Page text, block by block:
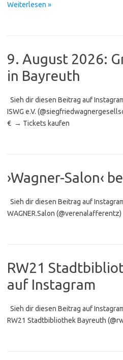
Weiterlesen »
9. August 2026:
in Bayreuth
Sieh dir diesen Beitrag auf
ISWG e.V.
€ → Tickets kaufen
›Wagner-Salon‹
Sieh dir diesen Beitrag auf
WAGNER.Salon (@verenalafferentz)
RW21
auf Instagram
Sieh dir diesen Beitrag auf
RW21 Stadtbibliothek Bayreuth